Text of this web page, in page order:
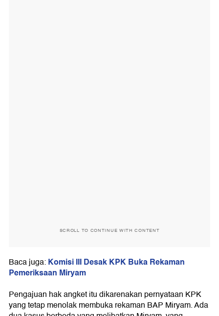
SCROLL TO CONTINUE WITH CONTENT
Baca juga:Komisi III Desak KPK Buka Rekaman
Pemeriksaan Miryam
Pengajuan hak angket itu dikarenakan pernyataan KPK
yang tetap menolak membuka rekaman BAP Miryam. Ada